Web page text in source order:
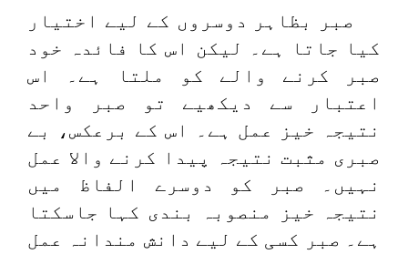
صبر بظاہر دوسروں کے لیے اختیار
کیا جاتا ہے۔ لیکن اس کا فائدہ خود
صبر کرنے والے کو ملتا ہے۔ اس
اعتبار سے دیکھیے تو صبر واحد
نتیجہ خیز عمل ہے۔ اس کے برعکس، بے
صبری مثبت نتیجہ پیدا کرنے والا عمل
نہیں۔ صبر کو دوسرے الفاظ میں
نتیجہ خیز منصوبہ بندی کہا جاسکتا
ہے۔ صبر کسی کے لیے دانش مندانہ عمل